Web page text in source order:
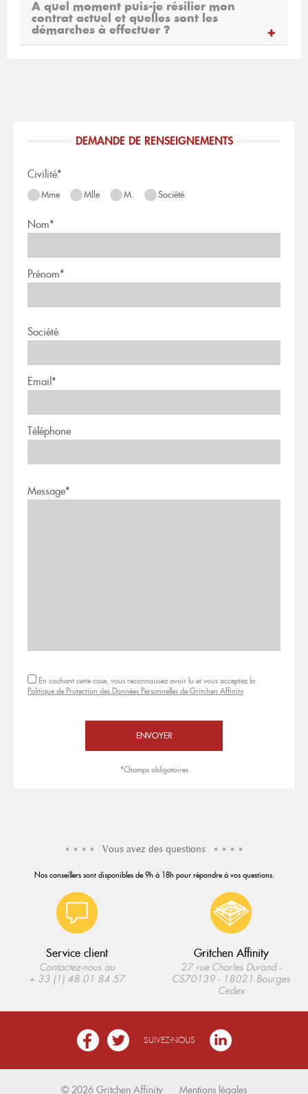
A quel moment puis-je résilier mon
contrat actuel et quelles sont les
démarches à effectuer ?
DEMANDE DE RENSEIGNEMENTS
Civilité*
Mme Mlle M. Société
Nom*
Prénom*
Société
Email*
Téléphone
Message*
En cochant cette case, vous reconnaissez avoir lu et vous acceptez la
Politique de Protection des Données Personnelles de Gritchen Affinity
*Champs obligatoires
Vous avez des questions
Nos conseillers sont disponibles de 9h à 18h pour répondre à vos questions.
Service client
Contactez-nous au
+ 33 (1) 48 01 84 57
Gritchen Affinity
27 rue Charles Durand -
CS70139 - 18021 Bourges
Cedex
SUIVEZ-NOUS
© 2026 Gritchen Affinity Mentions légales